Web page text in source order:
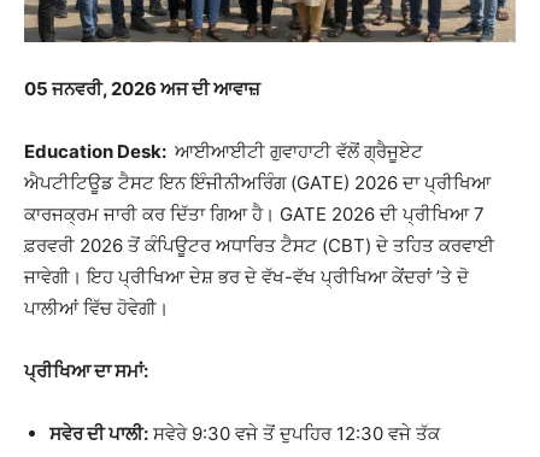
05ਜਨਵਰੀ, 2026 ਅਜ ਦੀ ਆਵਾਜ਼
Education Desk: ਆਈਆਈਟੀ ਗੁਵਾਹਾਟੀ ਵੱਲੋਂ ਗ੍ਰੈਜੂਏਟ
ਐਪਟੀਟਿਊਡ ਟੈਸਟ ਇਨ ਇੰਜੀਨੀਅਰਿੰਗ (GATE) 2026 ਦਾ ਪ੍ਰੀਖਿਆ
ਕਾਰਜਕ੍ਰਮ ਜਾਰੀ ਕਰ ਦਿੱਤਾ ਗਿਆ ਹੈ। GATE 2026 ਦੀ ਪ੍ਰੀਖਿਆ 7
ਫ਼ਰਵਰੀ 2026 ਤੋਂ ਕੰਪਿਊਟਰ ਅਧਾਰਿਤ ਟੈਸਟ (CBT) ਦੇ ਤਹਿਤ ਕਰਵਾਈ
ਜਾਵੇਗੀ। ਇਹ ਪ੍ਰੀਖਿਆ ਦੇਸ਼ ਭਰ ਦੇ ਵੱਖ-ਵੱਖ ਪ੍ਰੀਖਿਆ ਕੇਂਦਰਾਂ ’ਤੇ ਦੋ
ਪਾਲੀਆਂ ਵਿੱਚ ਹੋਵੇਗੀ।
ਪ੍ਰੀਖਿਆ ਦਾ ਸਮਾਂ:
ਸਵੇਰ ਦੀ ਪਾਲੀ: ਸਵੇਰੇ 9:30 ਵਜੇ ਤੋਂ ਦੁਪਹਿਰ 12:30 ਵਜੇ ਤੱਕ